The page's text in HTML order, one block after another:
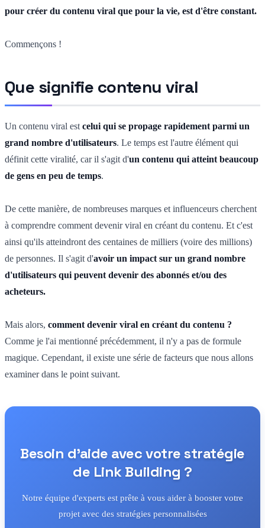
pour créer du contenu viral que pour la vie, est d'être constant.
Commençons !
Que signifie contenu viral
Un contenu viral est celui qui se propage rapidement parmi un
grand nombre d'utilisateurs. Le temps est l'autre élément qui
définit cette viralité, car il s'agit d'un contenu qui atteint beaucoup
de gens en peu de temps.
De cette manière, de nombreuses marques et influenceurs cherchent
à comprendre comment devenir viral en créant du contenu. Et c'est
ainsi qu'ils atteindront des centaines de milliers (voire des millions)
de personnes. Il s'agit d'avoir un impact sur un grand nombre
d'utilisateurs qui peuvent devenir des abonnés et/ou des
acheteurs.
Mais alors, comment devenir viral en créant du contenu ?
Comme je l'ai mentionné précédemment, il n'y a pas de formule
magique. Cependant, il existe une série de facteurs que nous allons
examiner dans le point suivant.
Besoin d'aide avec votre stratégie
de Link Building ?
Notre équipe d'experts est prête à vous aider à booster votre
projet avec des stratégies personnalisées